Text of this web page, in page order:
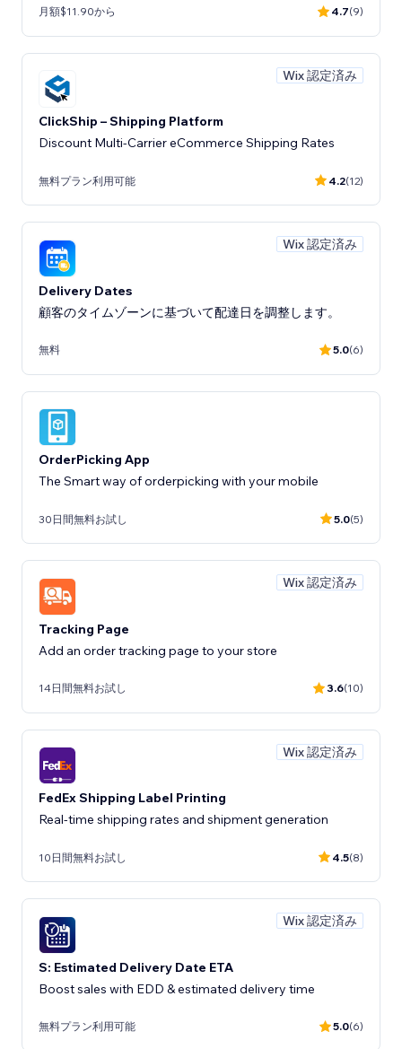
月額$11.90から 4.7(9)
Wix 認定済み
ClickShip – Shipping Platform
Discount Multi-Carrier eCommerce Shipping Rates
無料プラン利用可能 4.2(12)
Wix 認定済み
Delivery Dates
顧客のタイムゾーンに基づいて配達日を調整します。
無料 5.0(6)
OrderPicking App
The Smart way of orderpicking with your mobile
30日間無料お試し 5.0(5)
Wix 認定済み
Tracking Page
Add an order tracking page to your store
14日間無料お試し 3.6(10)
Wix 認定済み
FedEx Shipping Label Printing
Real-time shipping rates and shipment generation
10日間無料お試し 4.5(8)
Wix 認定済み
S: Estimated Delivery Date ETA
Boost sales with EDD & estimated delivery time
無料プラン利用可能 5.0(6)